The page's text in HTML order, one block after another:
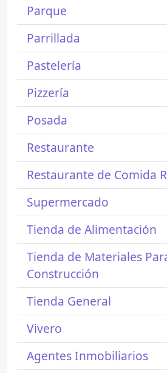
Parque
Parrillada
Pastelería
Pizzería
Posada
Restaurante
Restaurante de Comida
Supermercado
Tienda de Alimentación
Tienda de Materiales
Construcción
Tienda General
Vivero
Agentes Inmobiliarios